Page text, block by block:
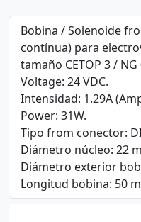
Bobina / Solenoide
contínua) para
tamaño CETOP 3 / NG
Voltage: 24 VDC.
Intensidad: 1.29A
Power: 31W.
Tipo from conector:
Diámetro núcleo: 22
Diámetro exterior
Longitud bobina: 50